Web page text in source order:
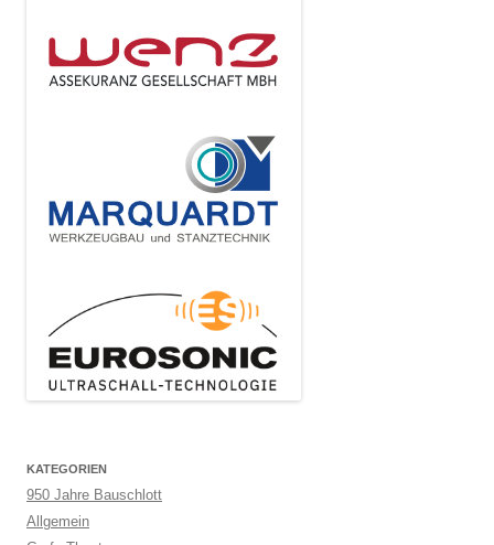
KATEGORIEN
950 Jahre Bauschlott
Allgemein